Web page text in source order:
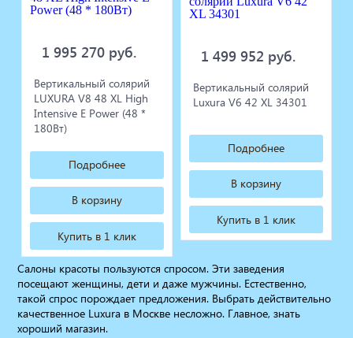
1 995 270 руб.
Вертикальный солярий
LUXURA V8 48 XL High
Intensive E Power (48 *
180Вт)
Подробнее
В корзину
Купить в 1 клик
1 499 952 руб.
Вертикальный солярий
Luxura V6 42 XL 34301
Подробнее
В корзину
Купить в 1 клик
Салоны красоты пользуются спросом. Эти заведения
посещают женщины, дети и даже мужчины. Естественно,
такой спрос порождает предложения. Выбрать действительно
качественное Luxura в Москве несложно. Главное, знать
хороший магазин.